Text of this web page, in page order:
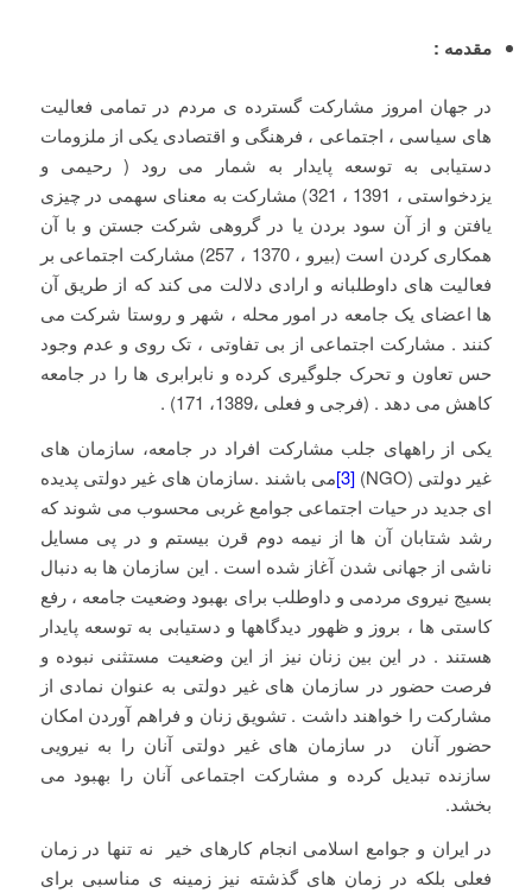
مقدمه :
در جهان امروز مشارکت گسترده ی مردم در تمامی فعالیت
های سیاسی ، اجتماعی ، فرهنگی و اقتصادی یکی از ملزومات
دستیابی به توسعه پایدار به شمار می رود ( رحیمی و
یزدخواستی ، 1391 ، 321) مشارکت به معنای سهمی در چیزی
یافتن و از آن سود بردن یا در گروهی شرکت جستن و با آن
همکاری کردن است (بیرو ، 1370 ، 257) مشارکت اجتماعی بر
فعالیت های داوطلبانه و ارادی دلالت می کند که از طریق آن
ها اعضای یک جامعه در امور محله ، شهر و روستا شرکت می
کنند . مشارکت اجتماعی از بی تفاوتی ، تک روی و عدم وجود
حس تعاون و تحرک جلوگیری کرده و نابرابری ها را در جامعه
کاهش می دهد . (فرجی و فعلی ،1389، 171) .
یکی از راههای جلب مشارکت افراد در جامعه، سازمان های
غیر دولتی (NGO)
[3]
می باشند .سازمان های غیر دولتی پدیده
ای جدید در حیات اجتماعی جوامع غربی محسوب می شوند که
رشد شتابان آن ها از نیمه دوم قرن بیستم و در پی مسایل
ناشی از جهانی شدن آغاز شده است . این سازمان ها به دنبال
بسیج نیروی مردمی و داوطلب برای بهبود وضعیت جامعه ، رفع
کاستی ها ، بروز و ظهور دیدگاهها و دستیابی به توسعه پایدار
هستند . در این بین زنان نیز از این وضعیت مستثنی نبوده و
فرصت حضور در سازمان های غیر دولتی به عنوان نمادی از
مشارکت را خواهند داشت . تشویق زنان و فراهم آوردن امکان
حضور آنان در سازمان های غیر دولتی آنان را به نیرویی
سازنده تبدیل کرده و مشارکت اجتماعی آنان را بهبود می
بخشد.
در ایران و جوامع اسلامی انجام کارهای خیر نه تنها در زمان
فعلی بلکه در زمان های گذشته نیز زمینه ی مناسبی برای